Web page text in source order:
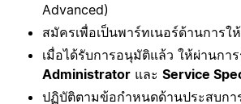
Advanced)
สมัครเพื่อเป็นพาร์ทเนอร์ด้านการใ
เมื่อได้รับการอนุมัติแล้ว ให้ผ่านกา
Administrator และ Service
ปฏิบัติตามข้อกำหนดด้านประสบกา